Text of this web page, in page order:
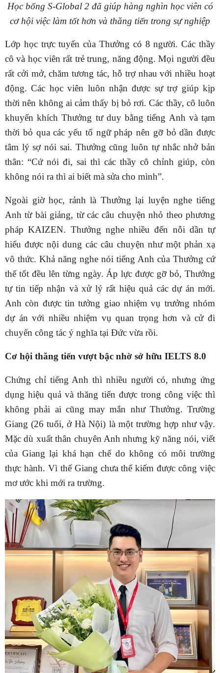
Học bổng S-Global 2 đã giúp hàng nghìn học viên có
cơ hội việc làm tốt hơn và thăng tiến trong sự nghiệp
Lớp học trực tuyến của Thưởng có 8 người. Các thầy
cô và học viên rất trẻ trung, năng động. Mọi người đều
rất cởi mở, chăm tương tác, hỗ trợ nhau với nhiều hoạt
động. Các học viên luôn nhận được sự trợ giúp kịp
thời nên không ai cảm thấy bị bỏ rơi. Các thầy, cô luôn
khuyến khích Thưởng tư duy bằng tiếng Anh và tạm
thời bỏ qua các yếu tố ngữ pháp nên gỡ bỏ dần được
tâm lý sợ nói sai. Thưởng cũng luôn tự nhắc nhở bản
thân: “Cứ nói đi, sai thì các thầy cô chỉnh giúp, còn
không nói ra thì ai biết mà sửa cho mình”.
Ngoài giờ học, rảnh là Thưởng lại luyện nghe tiếng
Anh từ bài giảng, từ các câu chuyện nhỏ theo phương
pháp KAIZEN. Thưởng nghe nhiều đến nỗi dần tự
hiểu được nội dung các câu chuyện như một phản xạ
vô thức. Khả năng nghe nói tiếng Anh của Thưởng cứ
thế tốt đều lên từng ngày. Áp lực được gỡ bỏ, Thưởng
tự tin tiếp nhận và xử lý rất hiệu quả các dự án mới.
Anh còn được tin tưởng giao nhiệm vụ trưởng nhóm
dự án với nhiều nhiệm vụ quan trọng hơn và cử đi
chuyến công tác ý nghĩa tại Đức vừa rồi.
Cơ hội thăng tiến vượt bậc nhờ sở hữu IELTS 8.0
Chứng chỉ tiếng Anh thì nhiều người có, nhưng ứng
dụng hiệu quả và thăng tiến được trong công việc thì
không phải ai cũng may mắn như Thưởng. Trường
Giang (26 tuổi, ở Hà Nội) là một trường hợp như vậy.
Mặc dù xuất thân chuyên Anh nhưng kỹ năng nói, viết
của Giang lại khá hạn chế do không có môi trường
thực hành. Vì thế Giang chưa thể kiếm được công việc
mơ ước khi mới ra trường.